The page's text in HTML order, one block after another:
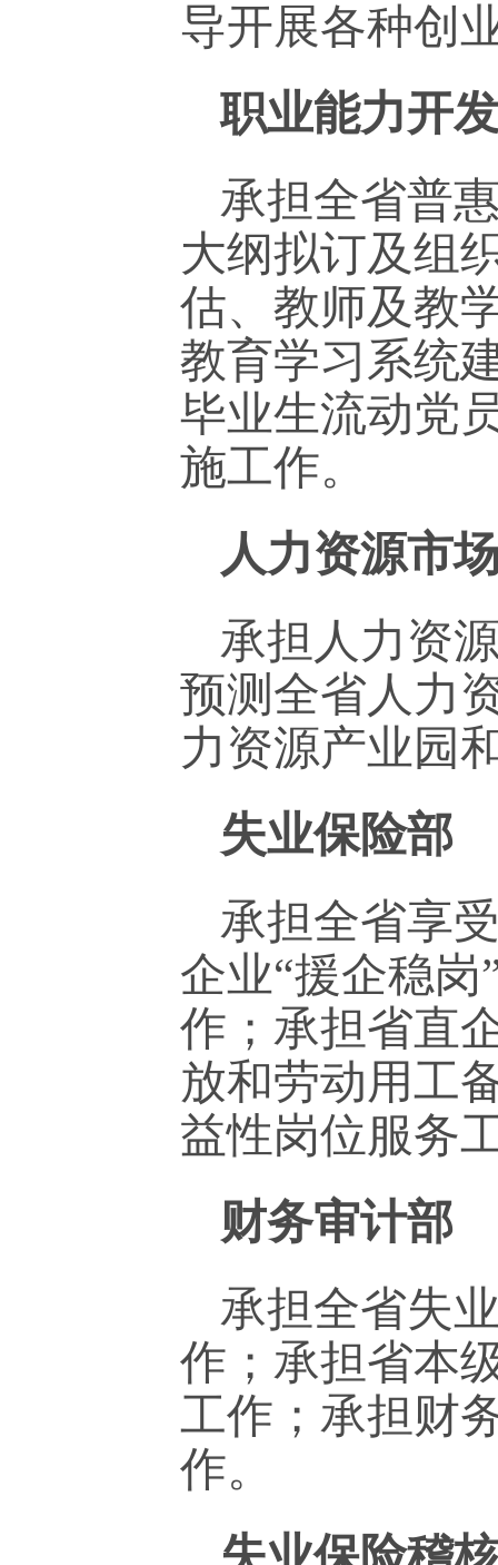
导开展各种创
职业能力开
承担全省普
大纲拟订及组
估、教师及教
教育学习系统
毕业生流动党
施工作。
人力资源市
承担人力资
预测全省人力
力资源产业园
失业保险部
承担全省享
企业“援企稳
作；承担省直
放和劳动用工
益性岗位服务
财务审计部
承担全省失
作；承担省本
工作；承担财
作。